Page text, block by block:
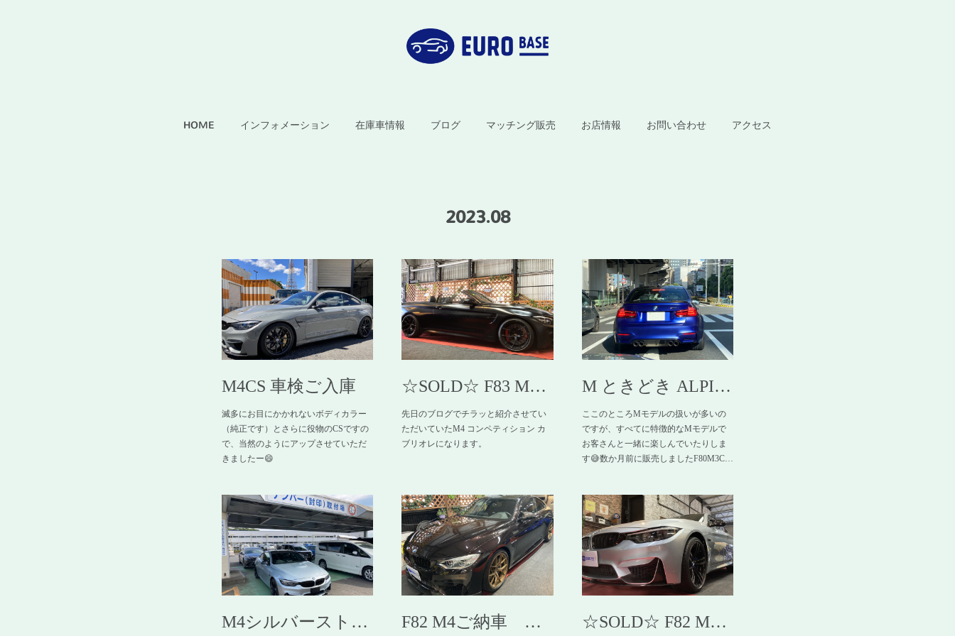
HOME インフォメーション 在庫車情報 ブログ マッチング販売 お店情報 お問い合わせ アクセス
2023.08
M4CS 車検ご入庫
滅多にお目にかかれないボディカラー
（純正です）とさらに役物のCSですの
で、当然のようにアップさせていただ
きましたー😄
☆SOLD☆ F83 M…
先日のブログでチラッと紹介させてい
ただいていたM4 コンペティション カ
ブリオレになります。
M ときどき ALPI…
ここのところMモデルの扱いが多いの
ですが、すべてに特徴的なMモデルで
お客さんと一緒に楽しんでいたりしま
す😅数か月前に販売しましたF80M3C…
M4シルバースト… F82 M4ご納車 … ☆SOLD☆ F82 M…